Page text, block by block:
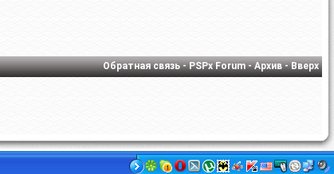
Обратная связь-PSPx Forum-Архив-Вверх